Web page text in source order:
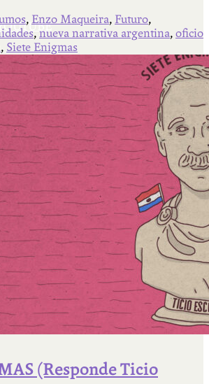
Experimental 2022-2025
Libro Venado Tuerto 2022-2025
Venado Tuerto 1990-1994
, Enzo Maqueira, Futuro,
, nueva narrativa argentina, oficio
, Siete Enigmas
(Responde Ticio